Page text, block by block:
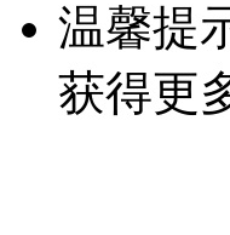
温馨提
获得更